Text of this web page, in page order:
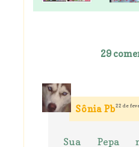
29
Sônia Pb22 de
Sua Pepa